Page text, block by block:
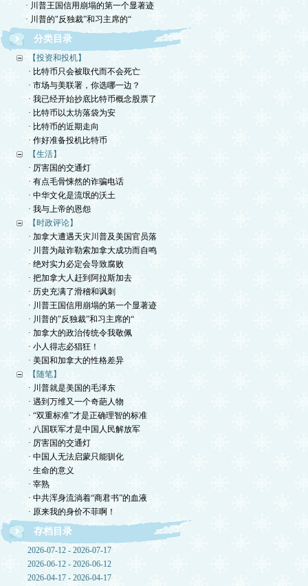
· 川普王国信用崩塌的第一个显著迹
· 川普的"反独裁”和习主席的“
分类目录
【投资和投机】
· 比特币只会被取代而不会死亡
· 市场与美联署，你选哪一边？
· 我已经开始抄底比特币概念股票了
· 比特币以太坊落袋为安
· 比特币的近期走向
· 作好准备投机比特币
【生活】
· 厉害国的交通灯
· 有点毛骨悚然的诈骗电话
· 中华文化是流氓的沃土
· 我与上帝的恩怨
【时政评论】
· 加拿大遭遇天灾川普及美国官员落
· 川普为敲诈勒索加拿大成功而自鸣
· 绝对实力必定会导致腐败
· 把加拿大人赶到阿拉斯加去
· 历史充满了滑稽和讽刺
· 川普王国信用崩塌的第一个显著迹
· 川普的"反独裁”和习主席的“
· 加拿大的政治传统令我敬佩
· 小人得志必猖狂！
· 美国和加拿大的性格差异
【随笔】
· 川普就是美国的毛泽东
· 遇到万维又一个奇葩人物
· “双重标准”才是正确理智的标准
· 八国联军才是中国人民解放军
· 厉害国的交通灯
· 中国人无法启蒙只能驯化
· 生命的意义
· 宰熟
· 中共浑身流淌着“商君书”的血液
· 原来我的身价不菲啊！
存档目录
2026-07-12 - 2026-07-17
2026-06-12 - 2026-06-12
2026-04-17 - 2026-04-17